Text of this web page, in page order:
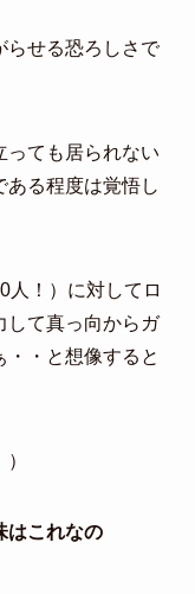
らせる恐ろしさで
っても居られない
ある程度は覚悟し
人！）に対してロ
して真っ向からガ
・・と想像すると
はこれなの